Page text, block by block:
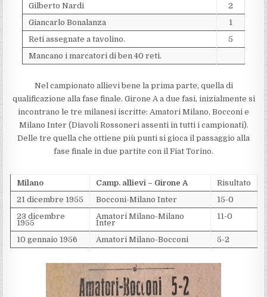
Gilberto Nardi
2
Giancarlo Bonalanza
1
Reti assegnate a tavolino.
5
Mancano i marcatori di ben 40 reti.
Nel campionato allievi bene la prima parte, quella di
qualificazione alla fase finale. Girone A a due fasi, inizialmente si
incontrano le tre milanesi iscritte: Amatori Milano, Bocconi e
Milano Inter (Diavoli Rossoneri assenti in tutti i campionati).
Delle tre quella che ottiene più punti si gioca il passaggio alla
fase finale in due partite con il Fiat Torino.
Milano Camp. allievi – Girone A
Risultato
21 dicembre 1955
Bocconi-Milano Inter
15-0
23 dicembre
1955
Amatori Milano-Milano
Inter
11-0
10 gennaio 1956 Amatori Milano-Bocconi 5-2